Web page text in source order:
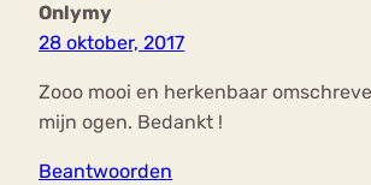
Onlymy
28 oktober, 2017
Zooo mooi en herkenbaar
mijn ogen. Bedankt !
Beantwoorden